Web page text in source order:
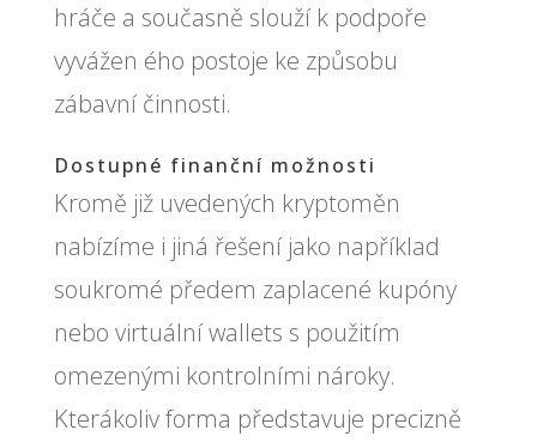
hráče a současně slouží k podpoře
vyvážen ého postoje ke způsobu
zábavní činnosti.
Dostupné finanční možnosti
Kromě již uvedených kryptoměn
nabízíme i jiná řešení jako například
soukromé předem zaplacené kupóny
nebo virtuální wallets s použitím
omezenými kontrolními nároky.
Kterákoliv forma představuje precizně